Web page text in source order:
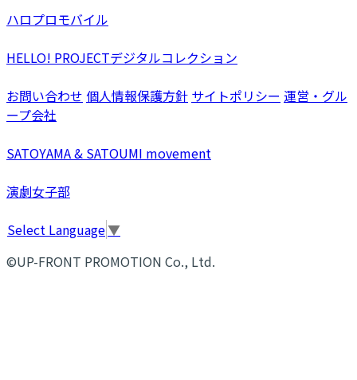
ハロプロモバイル
HELLO! PROJECTデジタルコレクション
お問い合わせ 個人情報保護方針 サイトポリシー 運営・グル
ープ会社
SATOYAMA & SATOUMI movement
演劇女子部
Select Language▼
©UP-FRONT PROMOTION Co., Ltd.